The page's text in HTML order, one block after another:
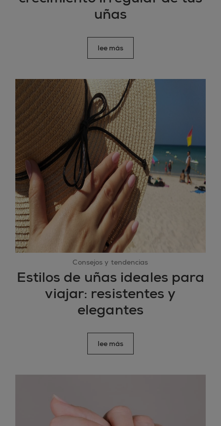
uñas
lee más
Consejos y tendencias
Estilos de uñas ideales para
viajar: resistentes y
elegantes
lee más